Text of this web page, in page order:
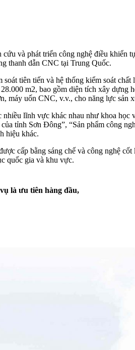
và phát triển công nghệ điều khiển
thanh dẫn CNC tại Trung Quốc.
tiên tiến và hệ thống kiểm soát
m2, bao gồm diện tích xây dựng
uốn CNC, v.v., cho năng lực sản
lĩnh vực khác nhau như khoa
tỉnh Sơn Đông”, “Sản phẩm công
hiệu khác.
cấp bằng sáng chế và công nghệ
quốc gia và khu vực.
là ưu tiên hàng đầu,